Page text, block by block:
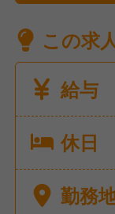
この求
給与
休日
勤務